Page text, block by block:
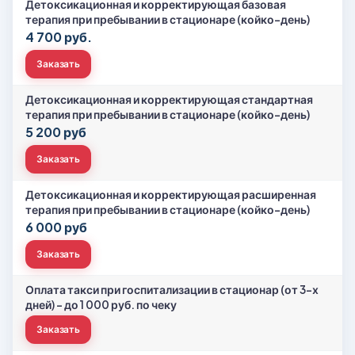
Детоксикационная и корректирующая базовая
терапия при пребывании в стационаре (койко-день)
4 700 руб.
Заказать
Детоксикационная и корректирующая стандартная
терапия при пребывании в стационаре (койко-день)
5 200 руб
Заказать
Детоксикационная и корректирующая расширенная
терапия при пребывании в стационаре (койко-день)
6 000 руб
Заказать
Оплата такси при госпитализации в стационар (от 3-х
дней) – до 1 000 руб. по чеку
Заказать